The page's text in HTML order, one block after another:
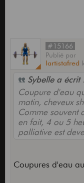
#15166
Publié par
lartistafred
Sybelle a écrit
Coupure d'eau
matin, cheveux
Comme souvent
en fait, 4 ou 5
palliative est
Coupures d'eau